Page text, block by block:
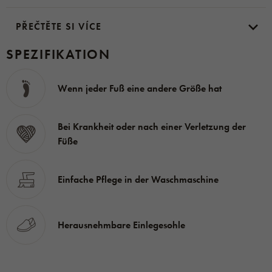
öffnen, und sie so bequem anzuziehen an denFuß
Fußrücken. Die Schuhe sind sehr
leicht , so dass man gar
nicht merkt, dass man feste Schuhe trägt.
Die anatomisch geformte Innensohle
besteht ausunbedenklichem Materialund verfügt
herausnehmbar.
besteht
aus atmungsaktivem Mikrovelour
PŘEČTĚTE SI VÍCE
SPEZIFIKATION
Wenn jeder Fuß eine andere Größe hat
Bei Krankheit oder nach einer Verletzung der
Füße
Einfache Pflege in der Waschmaschine
Herausnehmbare Einlegesohle